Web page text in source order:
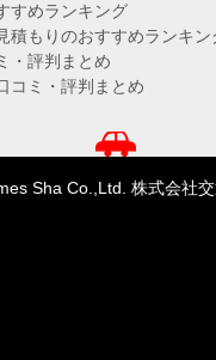
すめランキング
積もりのおすすめランキン
・評判まとめ
コミ・評判まとめ
Sha Co.,Ltd. 株式会社